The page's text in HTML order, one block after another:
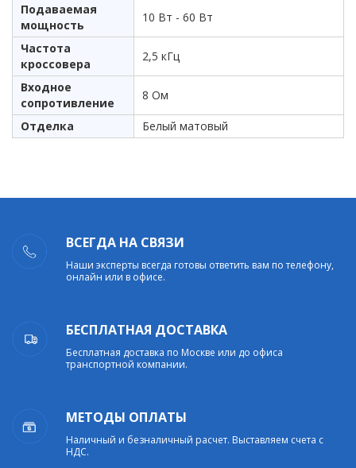
Подаваемая
мощность
10 Вт - 60 Вт
Частота
кроссовера
2,5 кГц
Входное
сопротивление
8 Ом
Отделка Белый матовый
ВСЕГДА НА СВЯЗИ
Наши эксперты всегда готовы ответить вам по телефону,
онлайн или в офисе.
БЕСПЛАТНАЯ ДОСТАВКА
Бесплатная доставка по Москве или до офиса
транспортной компании.
МЕТОДЫ ОПЛАТЫ
Наличный и безналичный расчет. Выставляем счета с
НДС.